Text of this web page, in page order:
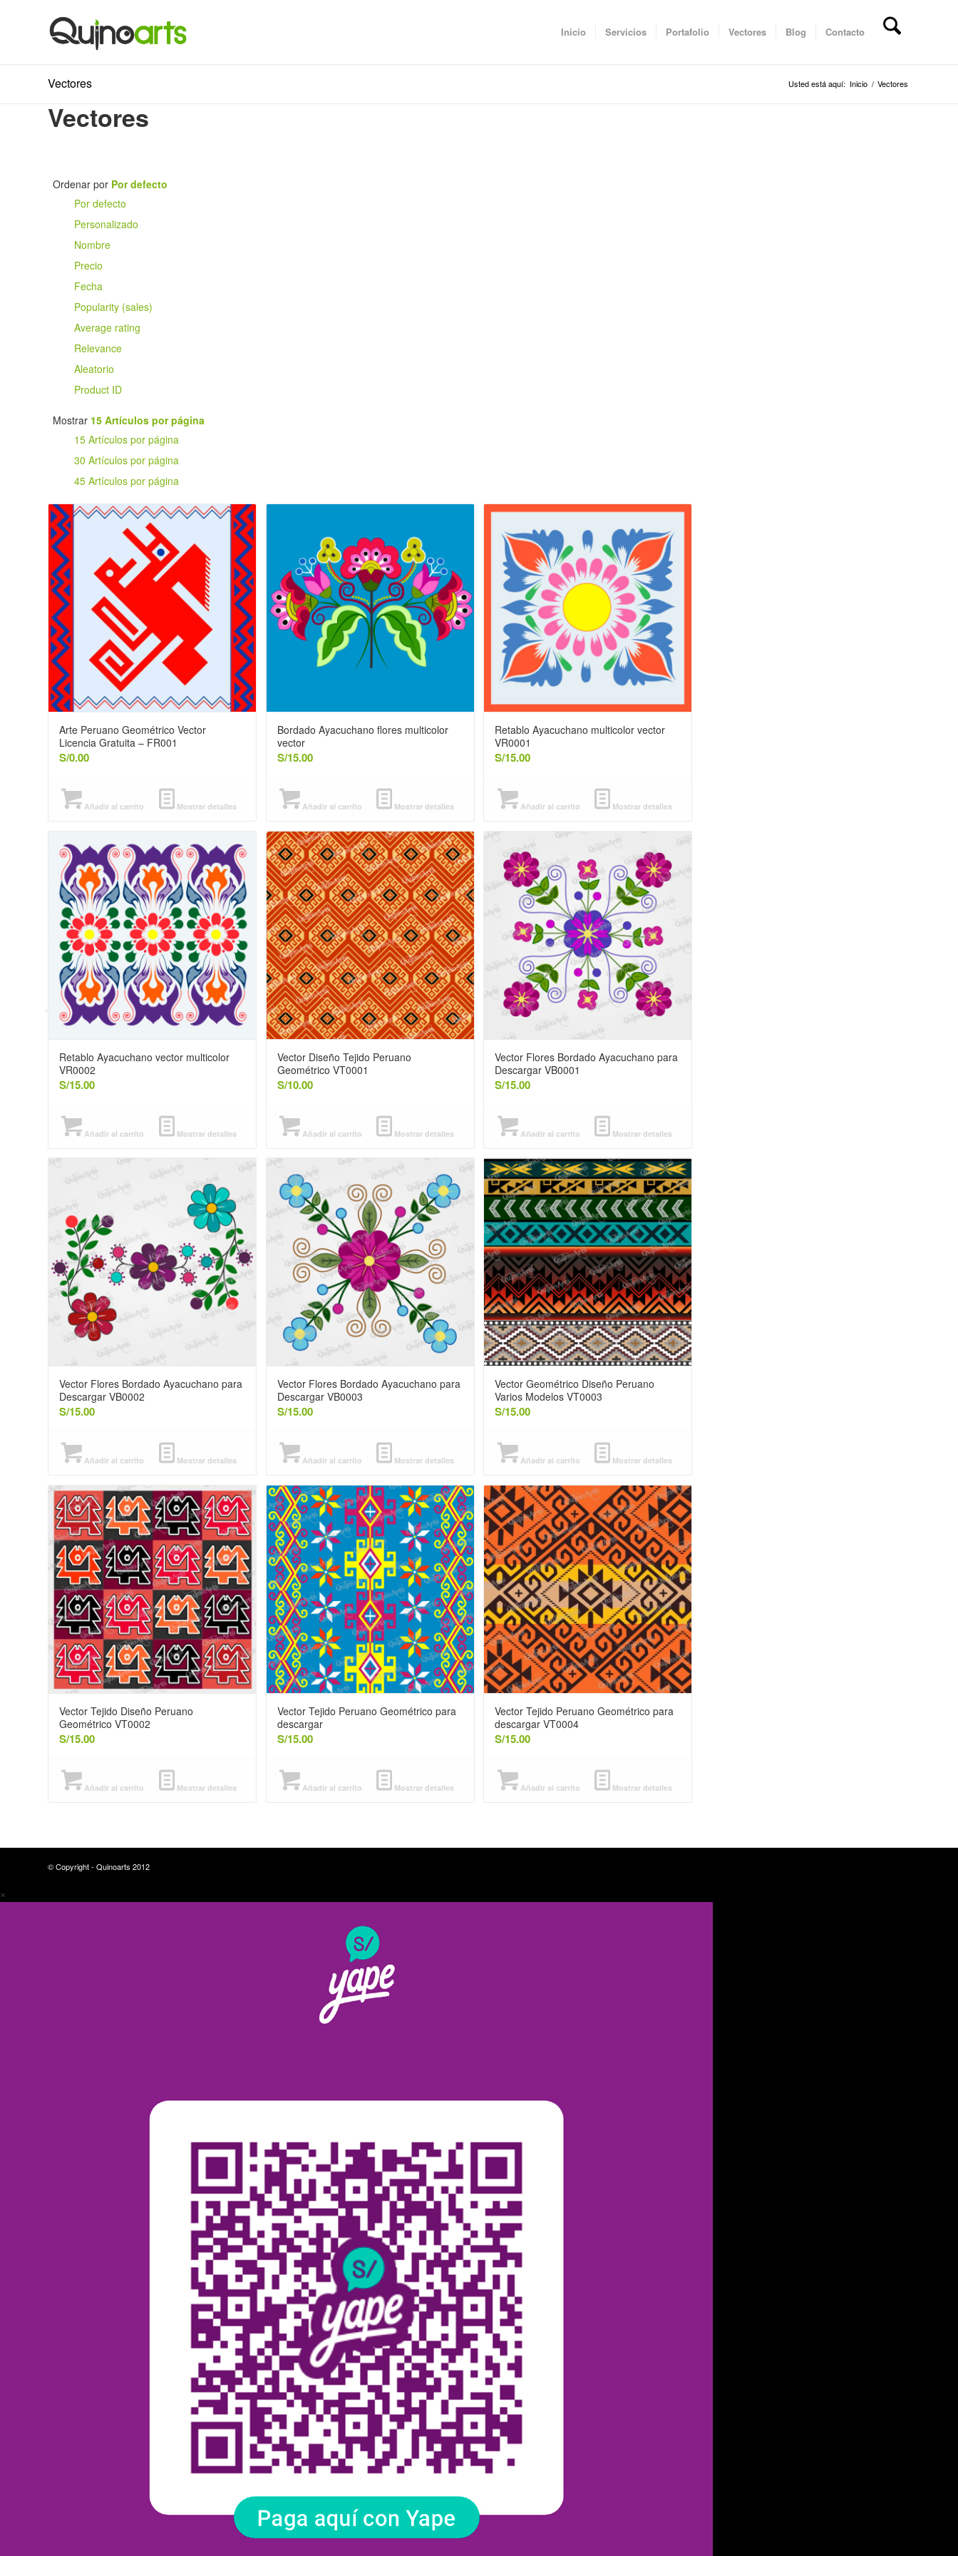
Inicio Servicios Portafolio Vectores Blog Contacto
Vectores Usted está aquí: Inicio / Vectores
Vectores
Ordenar por Por defecto
Por defecto
Personalizado
Nombre
Precio
Fecha
Popularity (sales)
Average rating
Relevance
Aleatorio
Product ID
Mostrar 15 Artículos por página
15 Artículos por página
30 Artículos por página
45 Artículos por página
Arte Peruano Geométrico Vector
Licencia Gratuita – FR001
S/0.00
Añadir al carrito Mostrar detalles
Bordado Ayacuchano flores multicolor
vector
S/15.00
Añadir al carrito Mostrar detalles
Retablo Ayacuchano multicolor vector
VR0001
S/15.00
Añadir al carrito Mostrar detalles
Retablo Ayacuchano vector multicolor
VR0002
S/15.00
Añadir al carrito Mostrar detalles
Vector Diseño Tejido Peruano
Geométrico VT0001
S/10.00
Añadir al carrito Mostrar detalles
Vector Flores Bordado Ayacuchano para
Descargar VB0001
S/15.00
Añadir al carrito Mostrar detalles
Vector Flores Bordado Ayacuchano para
Descargar VB0002
S/15.00
Añadir al carrito Mostrar detalles
Vector Flores Bordado Ayacuchano para
Descargar VB0003
S/15.00
Añadir al carrito Mostrar detalles
Vector Geométrico Diseño Peruano
Varios Modelos VT0003
S/15.00
Añadir al carrito Mostrar detalles
Vector Tejido Diseño Peruano
Geométrico VT0002
S/15.00
Añadir al carrito Mostrar detalles
Vector Tejido Peruano Geométrico para
descargar
S/15.00
Añadir al carrito Mostrar detalles
Vector Tejido Peruano Geométrico para
descargar VT0004
S/15.00
Añadir al carrito Mostrar detalles
© Copyright - Quinoarts 2012
×